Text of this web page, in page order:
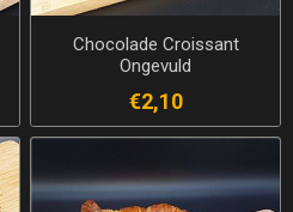
Chocolade Croissant
Ongevuld
€2,10